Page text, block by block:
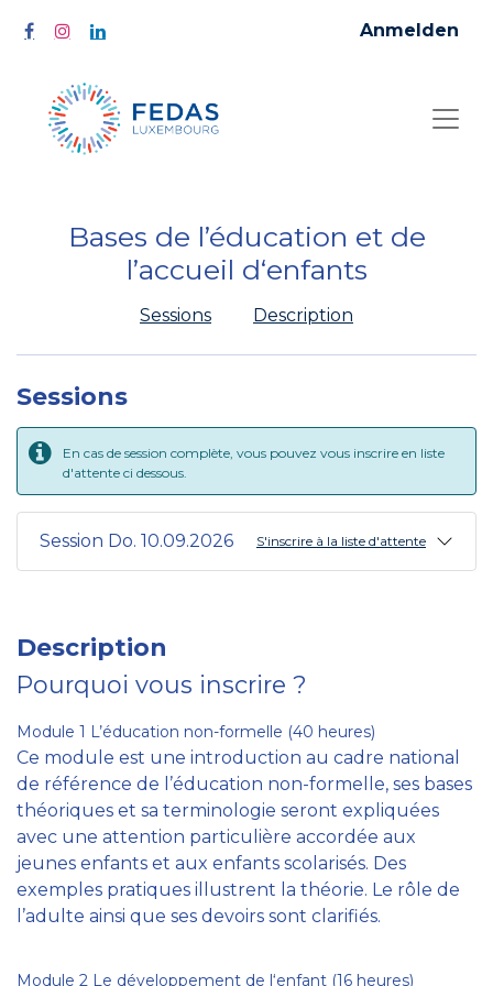
Anmelden
Bases de l’éducation et de
l’accueil d‘enfants
Sessions Description
Sessions
En cas de session complète, vous pouvez vous inscrire en liste
d'attente ci dessous.
Session Do. 10.09.2026 S'inscrire à la liste d'attente
Description
Pourquoi vous inscrire ?
Module 1 L’éducation non-formelle (40 heures)
Ce module est une introduction au cadre national
de référence de l’éducation non-formelle, ses bases
théoriques et sa terminologie seront expliquées
avec une attention particulière accordée aux
jeunes enfants et aux enfants scolarisés. Des
exemples pratiques illustrent la théorie. Le rôle de
l’adulte ainsi que ses devoirs sont clarifiés.
Module 2 Le développement de l‘enfant (16 heures)